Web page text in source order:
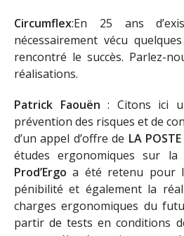
Circumflex:En 25 ans
nécessairement vécu
rencontré le succès. Parlez-
réalisations.
Patrick Faouën : Citons ici
prévention des risques et de
d’un appel d’offre de LA POSTE
études ergonomiques sur
Prod’Ergo a été retenu pour
pénibilité et également la
charges ergonomiques du
partir de tests en conditions